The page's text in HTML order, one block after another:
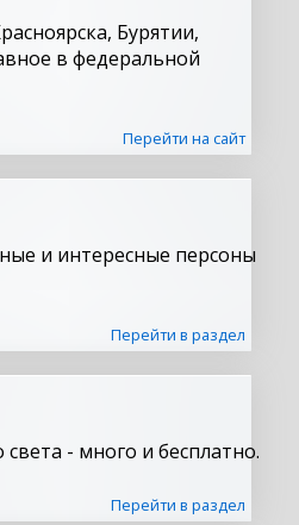
Бурятии,
в федеральной
Перейти на сайт
и интересные персоны
Перейти в раздел
- много и бесплатно.
Перейти в раздел